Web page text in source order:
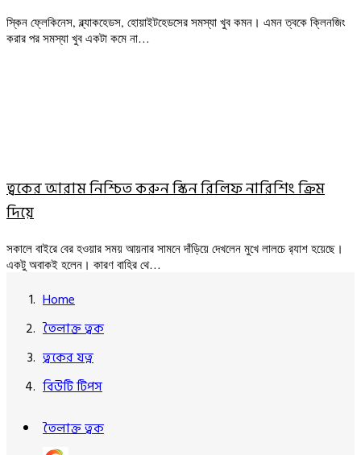
স্কিন ফ্লেকিনেস, ব্ল্যাকহেডস, হোয়াইটহেডসের সমস্যা খুব কমন। এমন ত্বকে ক্লিনজিং
করার পর সমস্যা খুব একটা কমে না…
ত্বকের আরাম নিশ্চিত করুন স্কিন রিলিফ নারিশিং ক্রিম
দিয়ে
সকালে বাইরে বের হওয়ার সময় আয়নার সামনে দাঁড়িয়ে দেখলেন মুখে লালচে র‍্যাশ হয়েছে।
একটু অবাকই হলেন। কারণ বাহির থে…
Home
তৈলাক্ত ত্বক
ত্বকের যত্ন
বিউটি টিপস
তৈলাক্ত ত্বক